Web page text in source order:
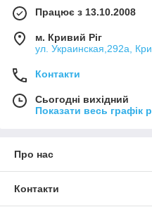
Працює з 13.10.2008
м. Кривий Ріг
ул. Украинская,292а,
Контакти
Сьогодні вихідний
Показати весь графік
Про нас
Контакти